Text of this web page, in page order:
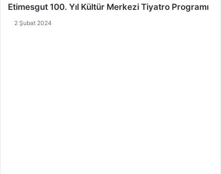
Etimesgut 100. Yıl Kültür Merkezi Tiyatro Programı
2 Şubat 2024